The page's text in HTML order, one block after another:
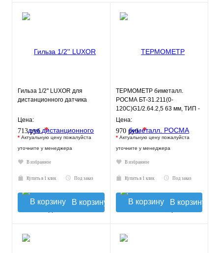
Гильза 1/2'' LUXOR для
дистанционного датчика
Цена:
713 руб.*
* Актуальную цену пожалуйста
уточните у менеджера
В избранное
Купить в 1 клик Под заказ
В корзину
ТЕРМОМЕТР биметалл.
РОСМА БТ-31.211(0-
120С)G1/2.64.2,5 63 мм, ТИП -
БТ-31 корпус - хромированная
Цена:
970 руб.*
* Актуальную цену пожалуйста
уточните у менеджера
В избранное
Купить в 1 клик Под заказ
В корзину